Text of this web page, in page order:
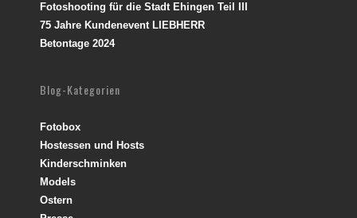
Fotoshooting für die Stadt Ehingen Teil III
75 Jahre Kundenevent LIEBHERR
Betontage 2024
Blog-Kategorien
Fotobox
Hostessen und Hosts
Kinderschminken
Models
Ostern